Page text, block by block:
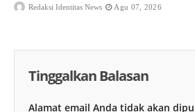
Redaksi Identitas News Agu 07, 2026
Tinggalkan Balasan
Alamat email Anda tidak akan